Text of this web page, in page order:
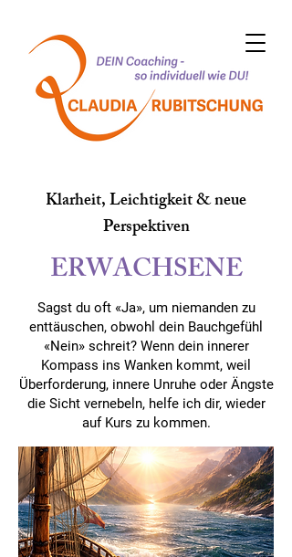
Klarheit, Leichtigkeit & neue
Perspektiven
ERWACHSENE
Sagst du oft «Ja», um niemanden zu
enttäuschen, obwohl dein Bauchgefühl
«Nein» schreit? Wenn dein innerer
Kompass ins Wanken kommt, weil
Überforderung, innere Unruhe oder Ängste
die Sicht vernebeln, helfe ich dir, wieder
auf Kurs zu kommen.